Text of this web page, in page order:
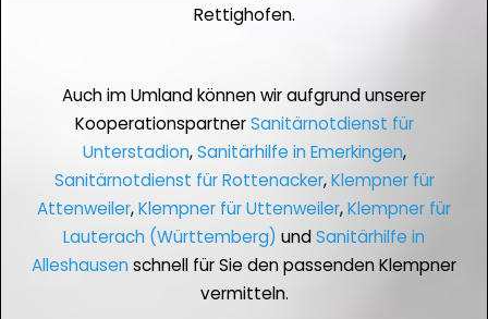
Rettighofen.
Auch im Umland können wir aufgrund unserer
KooperationspartnerSanitärnotdienst für
Unterstadion,Sanitärhilfe in Emerkingen,
Sanitärnotdienst für Rottenacker,Klempner für
Attenweiler,Klempner für Uttenweiler,Klempner für
Lauterach (Württemberg) undSanitärhilfe in
Alleshausen schnell für Sie den passenden Klempner
vermitteln.